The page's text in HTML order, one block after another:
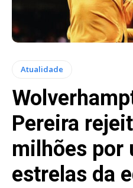
Atualidade
Pereira
milhões por
estrelas da